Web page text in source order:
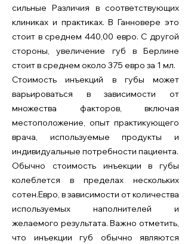
сильные Различия в соответствующих
клиниках и практиках. В Ганновере это
стоит в среднем 440,00 евро. С другой
стороны, увеличение губ в Берлине
стоит в среднем около 375 евро за 1 мл.
Стоимость инъекций в губы может
варьироваться в зависимости от
множества факторов, включая
местоположение, опыт практикующего
врача, используемые продукты и
индивидуальные потребности пациента.
Обычно стоимость инъекции в губы
колеблется в пределах нескольких
сотен.Евро, в зависимости от количества
используемых наполнителей и
желаемого результата. Важно отметить,
что инъекции губ обычно являются